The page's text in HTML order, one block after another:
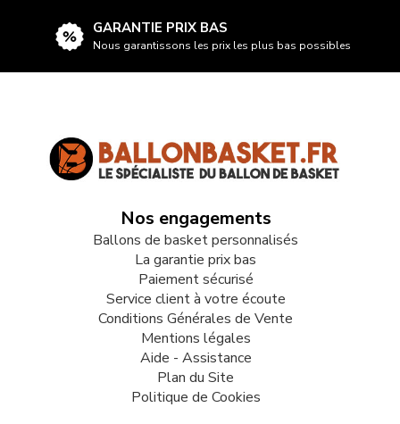
GARANTIE PRIX BAS
Nous garantissons les prix les plus bas possibles
Nos engagements
Ballons de basket personnalisés
La garantie prix bas
Paiement sécurisé
Service client à votre écoute
Conditions Générales de Vente
Mentions légales
Aide - Assistance
Plan du Site
Politique de Cookies